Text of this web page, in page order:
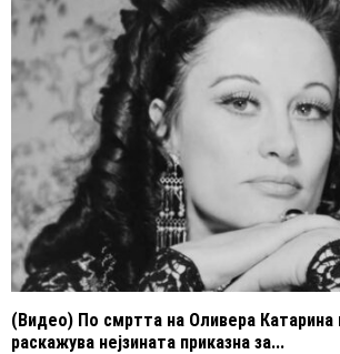
(Видео) По смртта на Оливера Катарина
раскажува нејзината приказна за...